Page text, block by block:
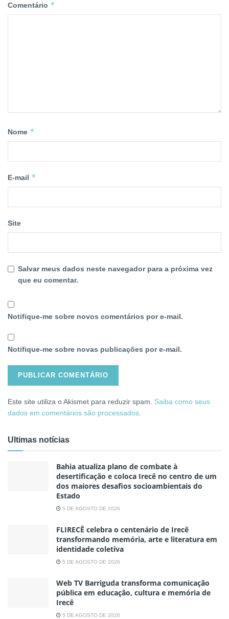
Comentário *
Nome *
E-mail *
Site
Salvar meus dados neste navegador para a próxima vez
que eu comentar.
Notifique-me sobre novos comentários por e-mail.
Notifique-me sobre novas publicações por e-mail.
Este site utiliza o Akismet para reduzir spam. Saiba como seus
dados em comentários são processados
Ultimas notícias
Bahia atualiza plano de combate à
desertificação e coloca Irecê no centro de um
dos maiores desafios socioambientais do
Estado
5 DE AGOSTO DE 2026
FLIRECÊ celebra o centenário de Irecê
transformando memória, arte e literatura em
identidade coletiva
5 DE AGOSTO DE 2026
Web TV Barriguda transforma comunicação
pública em educação, cultura e memória de
Irecê
5 DE AGOSTO DE 2026